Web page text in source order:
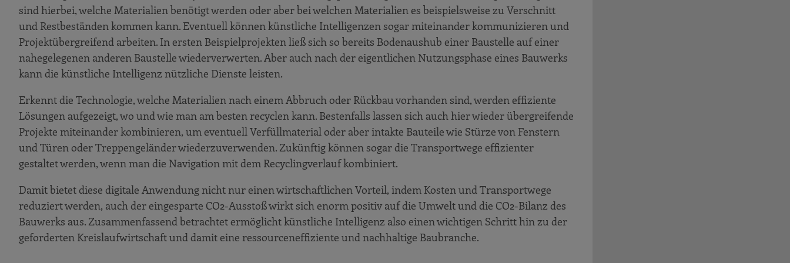
sind hierbei, welche Materialien benötigt werden oder aber bei welchen Materialien es beispielsweise zu Verschnitt
und Restbeständen kommen kann. Eventuell können künstliche Intelligenzen sogar miteinander kommunizieren und
Projektübergreifend arbeiten. In ersten Beispielprojekten ließ sich so bereits Bodenaushub einer Baustelle auf einer
nahegelegenen anderen Baustelle wiederverwerten. Aber auch nach der eigentlichen Nutzungsphase eines Bauwerks
kann die künstliche Intelligenz nützliche Dienste leisten.
Erkennt die Technologie, welche Materialien nach einem Abbruch oder Rückbau vorhanden sind, werden effiziente
Lösungen aufgezeigt, wo und wie man am besten recyclen kann. Bestenfalls lassen sich auch hier wieder übergreifende
Projekte miteinander kombinieren, um eventuell Verfüllmaterial oder aber intakte Bauteile wie Stürze von Fenstern
und Türen oder Treppengeländer wiederzuverwenden. Zukünftig können sogar die Transportwege effizienter
gestaltet werden, wenn man die Navigation mit dem Recyclingverlauf kombiniert.
Damit bietet diese digitale Anwendung nicht nur einen wirtschaftlichen Vorteil, indem Kosten und Transportwege
reduziert werden, auch der eingesparte CO2-Ausstoß wirkt sich enorm positiv auf die Umwelt und die CO2-Bilanz des
Bauwerks aus. Zusammenfassend betrachtet ermöglicht künstliche Intelligenz also einen wichtigen Schritt hin zu der
geforderten Kreislaufwirtschaft und damit eine ressourceneffiziente und nachhaltige Baubranche.